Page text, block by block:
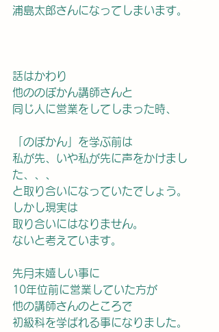
浦島太郎さんになってしまいます。
話はかわり
他ののぼかん講師さんと
同じ人に営業をしてしまった時、
「のぼかん」を学ぶ前は
私が先、いや私が先に声をかけまし
た、、、
と取り合いになっていたでしょう。
しかし現実は
取り合いにはなりません。
ないと考えています。
先月末嬉しい事に
10年位前に営業していた方が
他の講師さんのところで
初級科を学ばれる事になりました。